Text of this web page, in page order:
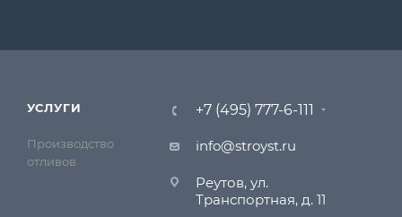
УСЛУГИ
Производство
отливов
+7 (495) 777-6-111
info@stroyst.ru
Реутов, ул.
Транспортная, д. 11